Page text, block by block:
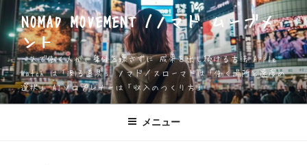
ン
テ
ン
ツ
へ
ス
NOMAD MOVEMENT /ノマド ムーブメ
ント
一人で働く人が、身体を壊さずに 成果を出し続ける方法 Apple
Watch は「測る道具」 ノマド／スローマドは「働く場所と速度の
選択」 AIソロプレナーは「収入のつくり方」
メニュー